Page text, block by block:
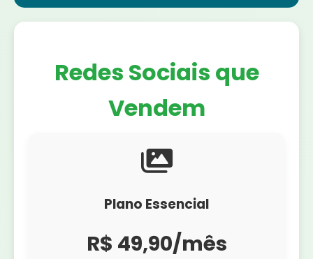
Redes Sociais que
Vendem
Plano Essencial
R$ 49,90/mês